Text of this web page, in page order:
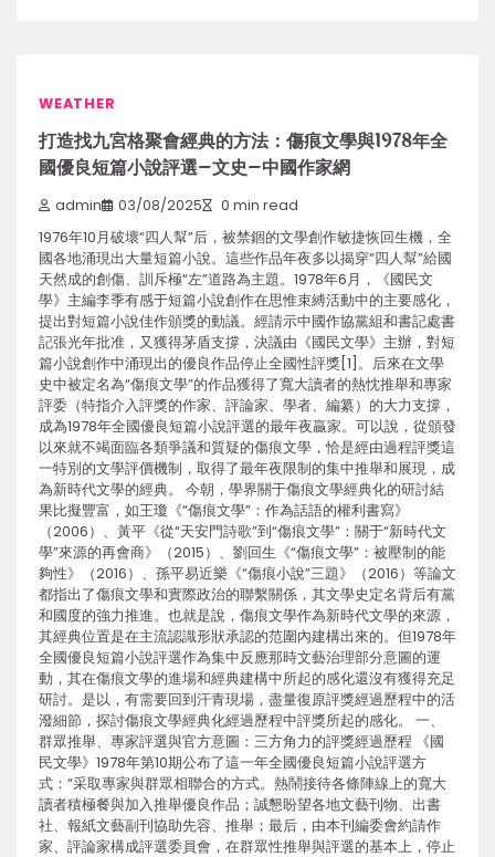
WEATHER
打造找九宮格聚會經典的方法：傷痕文學與1978年全
國優良短篇小說評選–文史–中國作家網
admin 03/08/2025 0 min read
1976年10月破壞“四人幫”后，被禁錮的文學創作敏捷恢回生機，全
國各地涌現出大量短篇小說。這些作品年夜多以揭穿“四人幫”給國
天然成的創傷、訓斥極“左”道路為主題。1978年6月，《國民文
學》主編李季有感于短篇小說創作在思惟束縛活動中的主要感化，
提出對短篇小說佳作頒獎的動議。經請示中國作協黨組和書記處書
記張光年批准，又獲得茅盾支撐，決議由《國民文學》主辦，對短
篇小說創作中涌現出的優良作品停止全國性評獎[1]。后來在文學
史中被定名為“傷痕文學”的作品獲得了寬大讀者的熱忱推舉和專家
評委（特指介入評獎的作家、評論家、學者、編纂）的大力支撐，
成為1978年全國優良短篇小說評選的最年夜贏家。可以說，從頒發
以來就不竭面臨各類爭議和質疑的傷痕文學，恰是經由過程評獎這
一特別的文學評價機制，取得了最年夜限制的集中推舉和展現，成
為新時代文學的經典。 今朝，學界關于傷痕文學經典化的研討結
果比擬豐富，如王瓊《“傷痕文學”：作為話語的權利書寫》
（2006）、黃平《從“天安門詩歌”到“傷痕文學”：關于“新時代文
學”來源的再會商》（2015）、劉回生《“傷痕文學”：被壓制的能
夠性》（2016）、孫平易近樂《“傷痕小說”三題》（2016）等論文
都指出了傷痕文學和實際政治的聯繫關係，其文學史定名背后有黨
和國度的強力推進。也就是說，傷痕文學作為新時代文學的來源，
其經典位置是在主流認識形狀承認的范圍內建構出來的。但1978年
全國優良短篇小說評選作為集中反應那時文藝治理部分意圖的運
動，其在傷痕文學的進場和經典建構中所起的感化還沒有獲得充足
研討。是以，有需要回到汗青現場，盡量復原評獎經過歷程中的活
潑細節，探討傷痕文學經典化經過歷程中評獎所起的感化。 一、
群眾推舉、專家評選與官方意圖：三方角力的評獎經過歷程 《國
民文學》1978年第10期公布了這一年全國優良短篇小說評選方
式：“采取專家與群眾相聯合的方式。熱鬧接待各條陣線上的寬大
讀者積極餐與加入推舉優良作品；誠懇盼望各地文藝刊物、出書
社、報紙文藝副刊協助先容、推舉；最后，由本刊編委會約請作
家、評論家構成評選委員會，在群眾性推舉與評選的基本上，停止